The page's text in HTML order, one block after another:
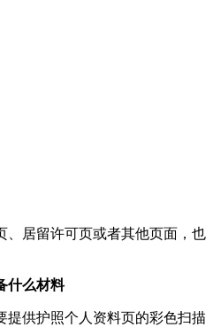
、居留许可页或者其他页面，也
什么材料
提供护照个人资料页的彩色扫描